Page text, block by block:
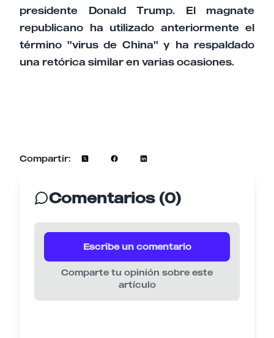
presidente Donald Trump. El magnate
republicano ha utilizado anteriormente el
término "virus de China" y ha respaldado
una retórica similar en varias ocasiones.
Compartir:
Comentarios (0)
Escribe un comentario
Comparte tu opinión sobre este
artículo